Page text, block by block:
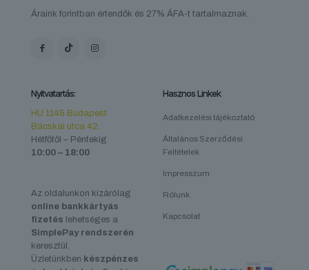
Áraink forintban értendők és 27% ÁFA-t tartalmaznak.
Nyitvatartás:
HU 1145 Budapest
Bácskai utca 42.
Hétfőtől – Péntekig
10:00 – 18:00
Az oldalunkon kizárólag
online bankkártyás
fizetés lehetséges a
SimplePay rendszerén
keresztül.
Üzletünkben készpénzes
Hasznos Linkek
Adatkezelési tájékoztató
Általános Szerződési
Feltételek
Impresszum
Rólunk
Kapcsolat